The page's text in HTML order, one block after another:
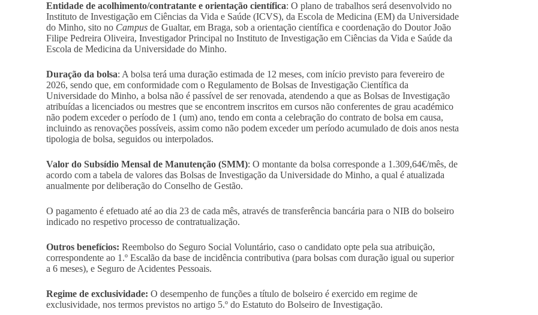
Entidade de acolhimento/contratante e orientação científica: O plano de trabalhos será desenvolvido no
Instituto de Investigação em Ciências da Vida e Saúde (ICVS), da Escola de Medicina (EM) da Universidade
do Minho, sito no Campus de Gualtar, em Braga, sob a orientação científica e coordenação do Doutor João
Filipe Pedreira Oliveira, Investigador Principal no Instituto de Investigação em Ciências da Vida e Saúde da
Escola de Medicina da Universidade do Minho.
Duração da bolsa: A bolsa terá uma duração estimada de 12 meses, com início previsto para fevereiro de
2026, sendo que, em conformidade com o Regulamento de Bolsas de Investigação Científica da
Universidade do Minho, a bolsa não é passível de ser renovada, atendendo a que as Bolsas de Investigação
atribuídas a licenciados ou mestres que se encontrem inscritos em cursos não conferentes de grau académico
não podem exceder o período de 1 (um) ano, tendo em conta a celebração do contrato de bolsa em causa,
incluindo as renovações possíveis, assim como não podem exceder um período acumulado de dois anos nesta
tipologia de bolsa, seguidos ou interpolados.
Valor do Subsídio Mensal de Manutenção (SMM): O montante da bolsa corresponde a 1.309,64€/mês, de
acordo com a tabela de valores das Bolsas de Investigação da Universidade do Minho, a qual é atualizada
anualmente por deliberação do Conselho de Gestão.
O pagamento é efetuado até ao dia 23 de cada mês, através de transferência bancária para o NIB do bolseiro
indicado no respetivo processo de contratualização.
Outros benefícios: Reembolso do Seguro Social Voluntário, caso o candidato opte pela sua atribuição,
correspondente ao 1.º Escalão da base de incidência contributiva (para bolsas com duração igual ou superior
a 6 meses), e Seguro de Acidentes Pessoais.
Regime de exclusividade:O desempenho de funções a título de bolseiro é exercido em regime de
exclusividade, nos termos previstos no artigo 5.º do Estatuto do Bolseiro de Investigação.